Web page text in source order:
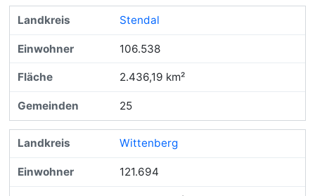
Stendal
106.538
2.436,19 km²
25
Wittenberg
121.694